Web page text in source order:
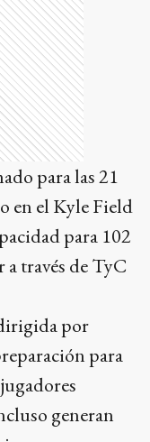
para las 21
en el Kyle Field
para 102
a través de TyC
por
para
generan